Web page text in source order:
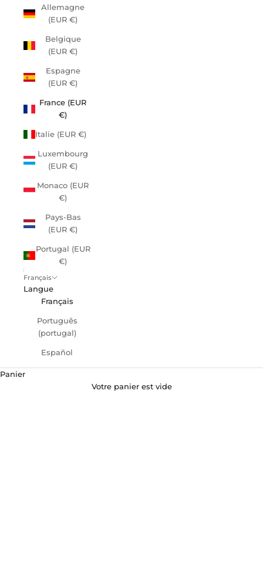
Allemagne
(EUR €)
Belgique
(EUR €)
Espagne
(EUR €)
France (EUR
€)
Italie (EUR €)
Luxembourg
(EUR €)
Monaco (EUR
€)
Pays-Bas
(EUR €)
Portugal (EUR
€)
Français
Langue
Français
Português
(portugal)
Español
Panier
Votre panier est vide
Les Parasols chauffants